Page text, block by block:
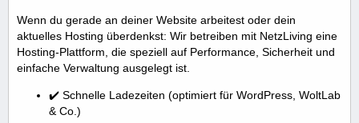
Wenn du gerade an deiner Website arbeitest oder dein
aktuelles Hosting überdenkst: Wir betreiben mit NetzLiving eine
Hosting-Plattform, die speziell auf Performance, Sicherheit und
einfache Verwaltung ausgelegt ist.
✔️ Schnelle Ladezeiten (optimiert für WordPress, WoltLab
& Co.)